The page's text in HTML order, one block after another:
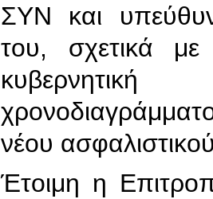
ΣΥΝ και
του, σχετικά
νέου
Έτοιμη η